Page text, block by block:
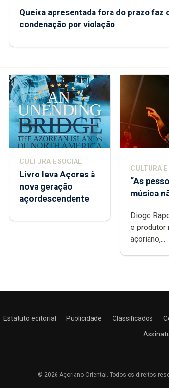
Queixa apresentada fora do prazo faz
condenação por violação
CULTURA E SOCIAL
Livro leva Açores à
nova geração
açordescendente
CULTURA E
“As
música
difícil é
uma
Diogo
e produtor
açoriano,...
Estatuto editorial Publicidade Classificados
© 2026 Açoriano Oriental. Todos os direitos